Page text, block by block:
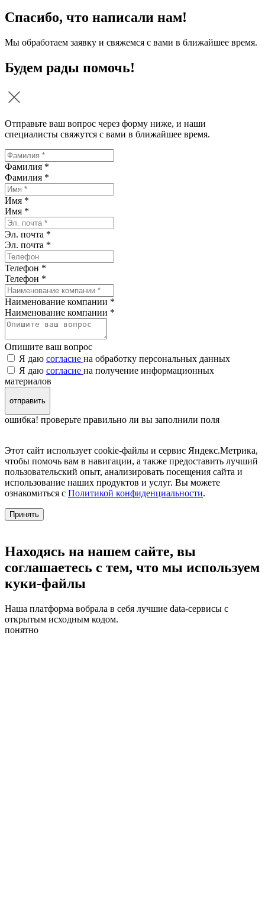
Спасибо, что написали нам!
Мы обработаем заявку и свяжемся с вами в ближайшее время.
Будем рады помочь!
Отправьте ваш вопрос через форму ниже, и наши
специалисты свяжутся с вами в ближайшее время.
Фамилия *
Фамилия *
Имя *
Имя *
Эл. почта *
Эл. почта *
Телефон *
Телефон *
Наименование компании *
Наименование компании *
Опишите ваш вопрос
Я даю согласие на обработку персональных данных
Я даю согласие на получение информационных
материалов
отправить
ошибка! проверьте правильно ли вы заполнили поля
Этот сайт использует cookie-файлы и сервис Яндекс.Метрика,
чтобы помочь вам в навигации, а также предоставить лучший
пользовательский опыт, анализировать посещения сайта и
использование наших продуктов и услуг. Вы можете
ознакомиться с Политикой конфиденциальности.
Принять
Находясь на нашем сайте, вы
соглашаетесь с тем, что мы используем
куки-файлы
Наша платформа вобрала в себя лучшие data-сервисы с
открытым исходным кодом.
понятно